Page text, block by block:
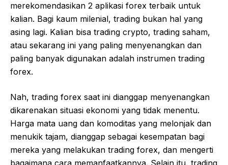
merekomendasikan 2 aplikasi forex terbaik untuk
kalian. Bagi kaum milenial, trading bukan hal yang
asing lagi. Kalian bisa trading crypto, trading saham,
atau sekarang ini yang paling menyenangkan dan
paling banyak digunakan adalah instrumen trading
forex.
Nah, trading forex saat ini dianggap menyenangkan
dikarenakan situasi ekonomi yang tidak menentu.
Harga mata uang dan komoditas yang melonjak dan
menukik tajam, dianggap sebagai kesempatan bagi
mereka yang melakukan trading forex, dan mengerti
bagaimana cara memanfaatkannya. Selain itu, trading